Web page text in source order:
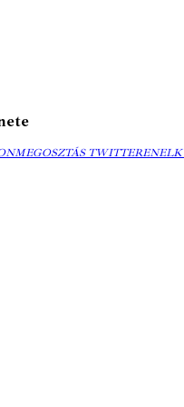
MEGOSZTÁS
MEGOSZTÁS TWITTEREN